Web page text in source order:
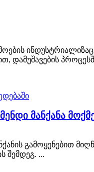
დამუშავების
მანქანა
გამოყენებით
შემდეგ. ...